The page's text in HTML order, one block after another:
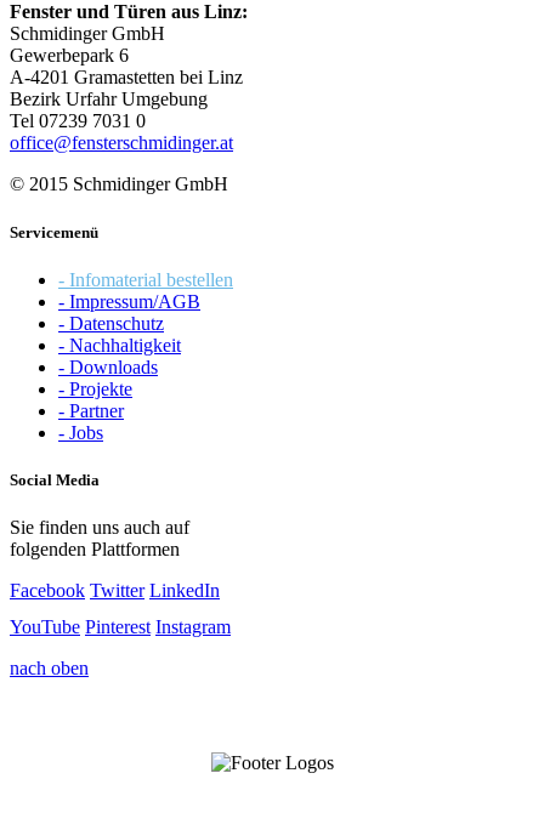
Fenster und Türen aus Linz:
Schmidinger GmbH
Gewerbepark 6
A-4201 Gramastetten bei Linz
Bezirk Urfahr Umgebung
Tel 07239 7031 0
office@fensterschmidinger.at
© 2015 Schmidinger GmbH
Servicemenü
- Infomaterial bestellen
- Impressum/AGB
- Datenschutz
- Nachhaltigkeit
- Downloads
- Projekte
- Partner
- Jobs
Social Media
Sie finden uns auch auf
folgenden Plattformen
Facebook Twitter LinkedIn
YouTube Pinterest Instagram
nach oben